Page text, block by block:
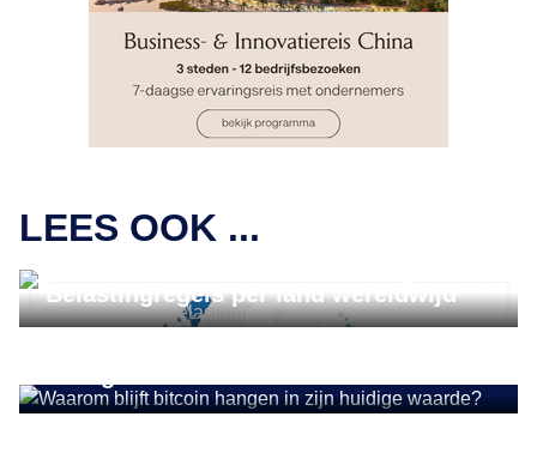
LEES OOK ...
Hoeveel belasting betaal je bij verkoop
‘Belastingregels per land wereldwijd’
CRYPTONIEUWS
CRYPTONIEUWS